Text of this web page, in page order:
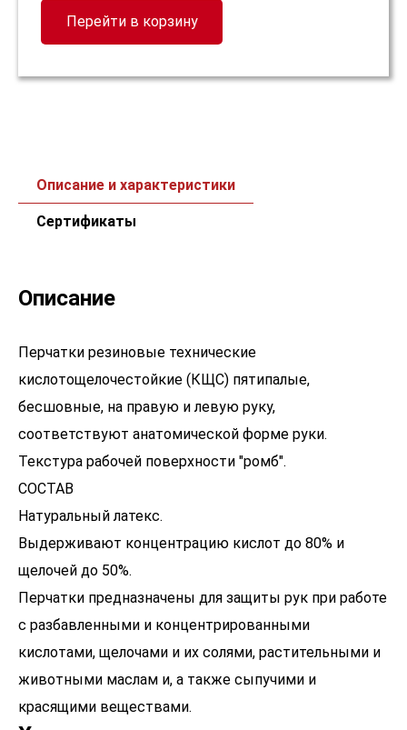
Перейти в корзину
Описание и характеристики
Сертификаты
Описание
Перчатки резиновые технические
кислотощелочестойкие (КЩС) пятипалые,
бесшовные, на правую и левую руку,
соответствуют анатомической форме руки.
Текстура рабочей поверхности "ромб".
СОСТАВ
Натуральный латекс.
Выдерживают концентрацию кислот до 80% и
щелочей до 50%.
Перчатки предназначены для защиты рук при работе
с разбавленными и концентрированными
кислотами, щелочами и их солями, растительными и
животными маслам и, а также сыпучими и